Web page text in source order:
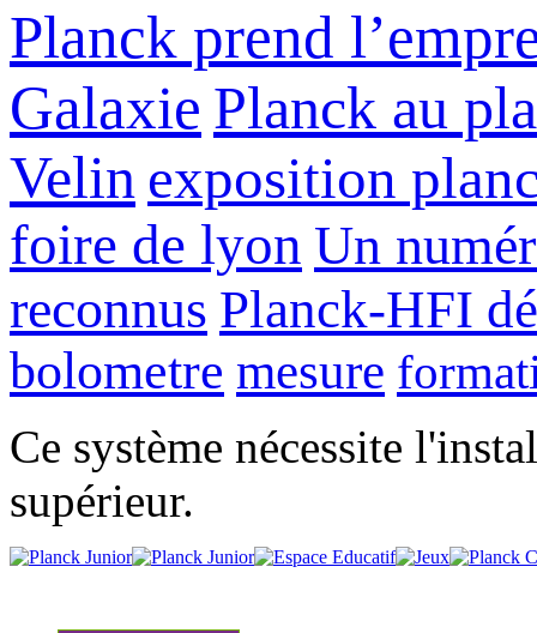
Planck prend
Galaxie Planck au
Velin exposition
foire de lyon Un
reconnus Planck-HFI
bolometre mesure
Ce système nécessite
supérieur.